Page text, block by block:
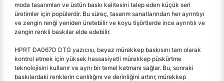
moda tasarımları ve üstün baskı kalitesini talep eden küçük seri
üretimler için popülerdir. Bu süreç, tasarım sanatlarından her ayrıntıyı
ve zengin renği yeniden üretebilir ve koyu tişörtlerde ince ayrıntılı ve
zengin renkli baskılar elde edebilir.
HPRT DA067D DTG yazıcısı, beyaz mürekkep baskısını tam olarak
kontrol etmek için yüksek hassasiyetli mürekkep püskürtme
teknolojisini kullanır ve aynı bir temel katmanı sağlar. Bu, sonraki
baskılardaki renklerin canlılığını ve derinliğini artırır, mürekkep